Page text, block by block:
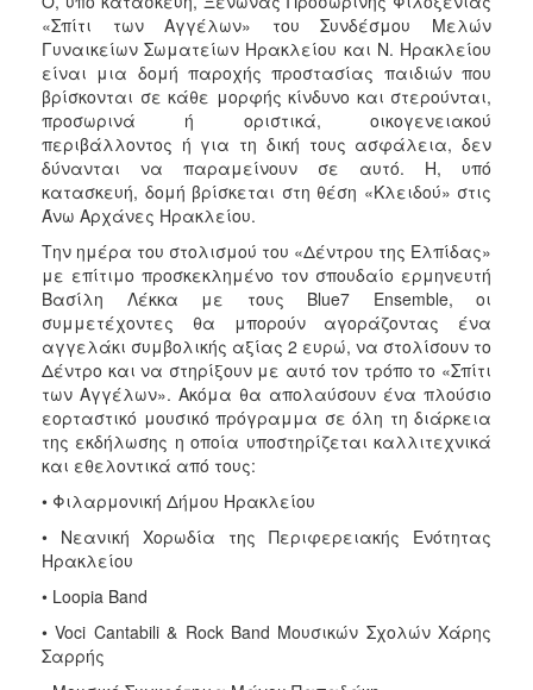
«Σπίτι των Αγγέλων» του Συνδέσμου Μελών
Γυναικείων Σωματείων Ηρακλείου και Ν. Ηρακλείου
είναι μια δομή παροχής προστασίας παιδιών που
βρίσκονται σε κάθε μορφής κίνδυνο και στερούνται,
προσωρινά ή οριστικά, οικογενειακού
περιβάλλοντος ή για τη δική τους ασφάλεια, δεν
δύνανται να παραμείνουν σε αυτό. Η, υπό
κατασκευή, δομή βρίσκεται στη θέση «Κλειδού» στις
Άνω Αρχάνες Ηρακλείου.
Την ημέρα του στολισμού του «Δέντρου της Ελπίδας»
με επίτιμο προσκεκλημένο τον σπουδαίο ερμηνευτή
Βασίλη Λέκκα με τους Blue7 Ensemble, οι
συμμετέχοντες θα μπορούν αγοράζοντας ένα
αγγελάκι συμβολικής αξίας 2 ευρώ, να στολίσουν το
Δέντρο και να στηρίξουν με αυτό τον τρόπο το «Σπίτι
των Αγγέλων». Ακόμα θα απολαύσουν ένα πλούσιο
εορταστικό μουσικό πρόγραμμα σε όλη τη διάρκεια
της εκδήλωσης η οποία υποστηρίζεται καλλιτεχνικά
και εθελοντικά από τους:
• Φιλαρμονική Δήμου Ηρακλείου
• Νεανική Χορωδία της Περιφερειακής Ενότητας
Ηρακλείου
• Loopia Band
• Voci Cantabili & Rock Band Μουσικών Σχολών Χάρης
Σαρρής